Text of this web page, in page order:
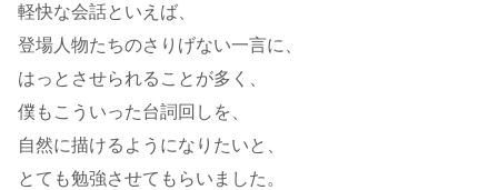
軽快な会話といえば、
登場人物たちのさりげない一言に、
はっとさせられることが多く、
僕もこういった台詞回しを、
自然に描けるようになりたいと、
とても勉強させてもらいました。